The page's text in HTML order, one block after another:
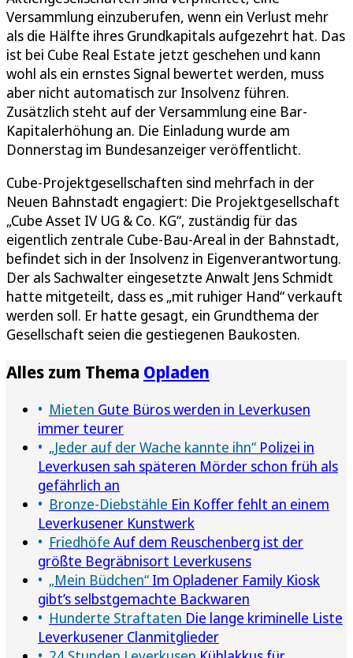
Versammlung einzuberufen, wenn ein Verlust mehr
als die Hälfte ihres Grundkapitals aufgezehrt hat. Das
ist bei Cube Real Estate jetzt geschehen und kann
wohl als ein ernstes Signal bewertet werden, muss
aber nicht automatisch zur Insolvenz führen.
Zusätzlich steht auf der Versammlung eine Bar-
Kapitalerhöhung an. Die Einladung wurde am
Donnerstag im Bundesanzeiger veröffentlicht.
Cube-Projektgesellschaften sind mehrfach in der
Neuen Bahnstadt engagiert: Die Projektgesellschaft
„Cube Asset IV UG & Co. KG“, zuständig für das
eigentlich zentrale Cube-Bau-Areal in der Bahnstadt,
befindet sich in der Insolvenz in Eigenverantwortung.
Der als Sachwalter eingesetzte Anwalt Jens Schmidt
hatte mitgeteilt, dass es „mit ruhiger Hand“ verkauft
werden soll. Er hatte gesagt, ein Grundthema der
Gesellschaft seien die gestiegenen Baukosten.
Alles zum Thema Opladen
Mieten Gute Büros werden in Leverkusen
immer teurer
„Jeder auf der Wache kannte ihn“ Polizei in
Leverkusen sah späteren Mörder schon früh als
gefährlich an
Bronze-Diebstähle Ein Koffer fehlt an einem
Leverkusener Kunstwerk
Friedhöfe Auf dem Reuschenberg ist der
größte Begräbnisort Leverkusens
„Mein Büdchen“ Im Opladener Family Kiosk
gibt’s selbstgemachte Backwaren
Hunderte Straftaten Die lange kriminelle Liste
Leverkusener Clanmitglieder